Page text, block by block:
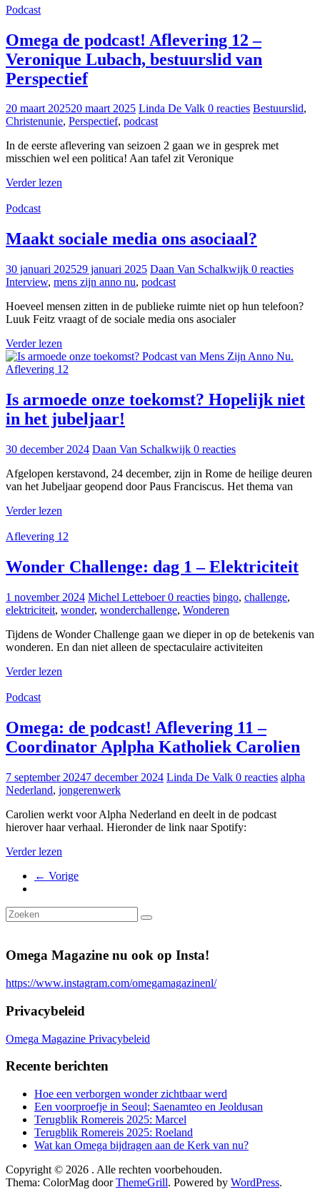
Podcast
Omega de podcast! Aflevering 12 –
Veronique Lubach, bestuurslid van
Perspectief
20 maart 202520 maart 2025 Linda De Valk 0 reacties Bestuurslid,
Christenunie, Perspectief, podcast
In de eerste aflevering van seizoen 2 gaan we in gesprek met
misschien wel een politica! Aan tafel zit Veronique
Verder lezen
Podcast
Maakt sociale media ons asociaal?
30 januari 202529 januari 2025 Daan Van Schalkwijk 0 reacties
Interview, mens zijn anno nu, podcast
Hoeveel mensen zitten in de publieke ruimte niet op hun telefoon?
Luuk Feitz vraagt of de sociale media ons asocialer
Verder lezen
Aflevering 12
Is armoede onze toekomst? Hopelijk niet
in het jubeljaar!
30 december 2024 Daan Van Schalkwijk 0 reacties
Afgelopen kerstavond, 24 december, zijn in Rome de heilige deuren
van het Jubeljaar geopend door Paus Franciscus. Het thema van
Verder lezen
Aflevering 12
Wonder Challenge: dag 1 – Elektriciteit
1 november 2024 Michel Letteboer0 reacties bingo, challenge,
elektriciteit, wonder, wonderchallenge, Wonderen
Tijdens de Wonder Challenge gaan we dieper in op de betekenis van
wonderen. En dan niet alleen de spectaculaire activiteiten
Verder lezen
Podcast
Omega: de podcast! Aflevering 11 –
Coordinator Aplpha Katholiek Carolien
7 september 20247 december 2024 Linda De Valk 0 reacties alpha
Nederland, jongerenwerk
Carolien werkt voor Alpha Nederland en deelt in de podcast
hierover haar verhaal. Hieronder de link naar Spotify:
Verder lezen
← Vorige
Omega Magazine nu ook op Insta!
https://www.instagram.com/omegamagazinenl/
Privacybeleid
Omega Magazine Privacybeleid
Recente berichten
Hoe een verborgen wonder zichtbaar werd
Een voorproefje in Seoul; Saenamteo en Jeoldusan
Terugblik Romereis 2025: Marcel
Terugblik Romereis 2025: Roeland
Wat kan Omega bijdragen aan de Kerk van nu?
Copyright © 2026 . Alle rechten voorbehouden.
Thema: ColorMag doorThemeGrill. Powered by WordPress.